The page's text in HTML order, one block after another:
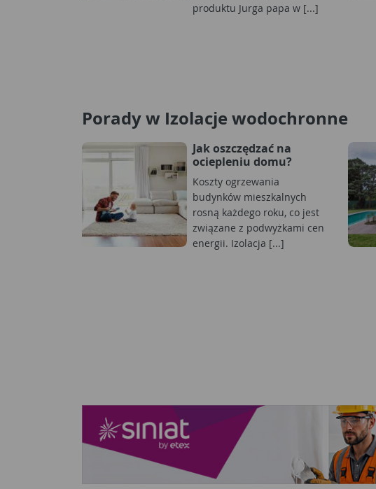
produktu Jurga papa w [...]
Porady w Izolacje wodochronne
Jak oszczędzać na
ociepleniu domu?
Koszty ogrzewania
budynków mieszkalnych
rosną każdego roku, co jest
związane z podwyżkami cen
energii. Izolacja [...]